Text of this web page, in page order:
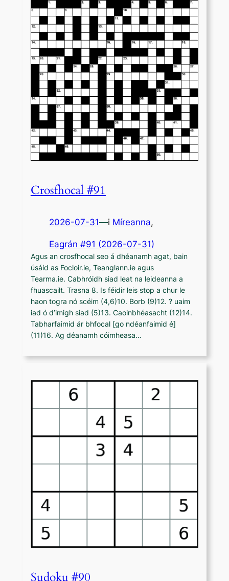
Crosfhocal #91
2026-07-31—i Míreanna,
Eagrán #91 (2026-07-31)
Agus an crosfhocal seo á dhéanamh agat, bain
úsáid as Focloir.ie, Teanglann.ie agus
Tearma.ie. Cabhróidh siad leat na leideanna a
fhuascailt. Trasna 8. Is féidir leis stop a chur le
haon togra nó scéim (4,6)10. Borb (9)12. ? uaim
iad ó d’imigh siad (5)13. Caoinbhéasacht (12)14.
Tabharfaimid ár bhfocal [go ndéanfaimid é]
(11)16. Ag déanamh cóimheasa…
Sudoku #90